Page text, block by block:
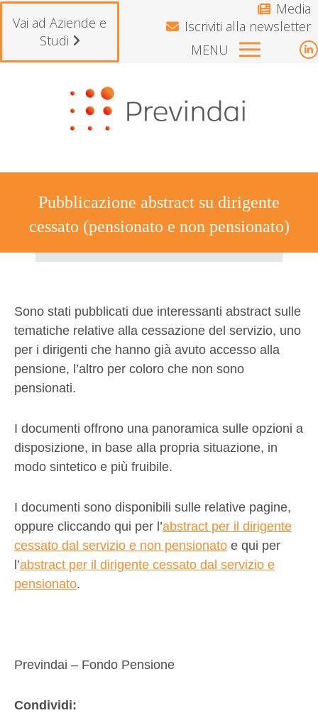
Vai ad Aziende e
Studi
Media
Iscriviti alla newsletter
MENU
Pubblicazione abstract su dirigente
cessato (pensionato e non pensionato)
Sono stati pubblicati due interessanti abstract sulle
tematiche relative alla cessazione del servizio, uno
per i dirigenti che hanno già avuto accesso alla
pensione, l’altro per coloro che non sono
pensionati.
I documenti offrono una panoramica sulle opzioni a
disposizione, in base alla propria situazione, in
modo sintetico e più fruibile.
I documenti sono disponibili sulle relative pagine,
oppure cliccando qui per l’abstract per il dirigente
cessato dal servizio e non pensionato e qui per
l’abstract per il dirigente cessato dal servizio e
pensionato.
Previndai – Fondo Pensione
Condividi:
Si avvisano gli iscritti che il Fondo